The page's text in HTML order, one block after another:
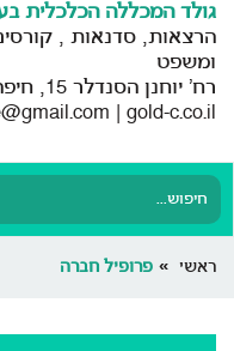
גולד המכללה הכלכלית
הרצאות, סדנאות ,
ומשפט
| gold-c.co.il
ראשי פרופיל חברה